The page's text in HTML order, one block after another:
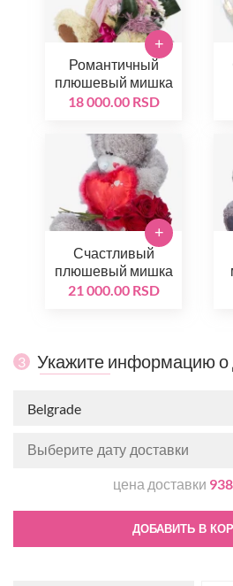
Романтичный
плюшевый мишка
18 000.00 RSD
+
Счастливый
плюшевый мишка
21 000.00 RSD
+
3 Укажите информацию о
Belgrade
цена доставки
ДОБАВИТЬ В